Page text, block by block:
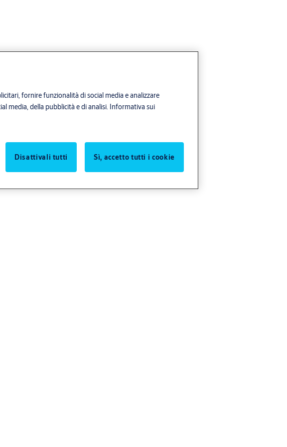
fornire funzionalità di social media e analizzare
media, della pubblicità e di analisi. Informativa sui
Disattivali tutti
Sì, accetto tutti i cookie